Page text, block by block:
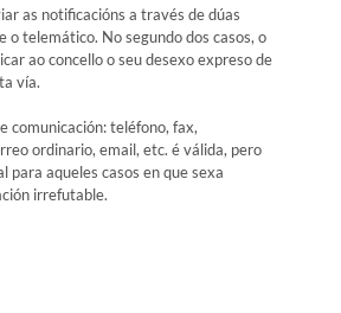
as notificacións a través de dúas
o telemático. No segundo dos casos, o
ao concello o seu desexo expreso de
vía.
comunicación: teléfono, fax,
ordinario, email, etc. é válida, pero
para aqueles casos en que sexa
irrefutable.